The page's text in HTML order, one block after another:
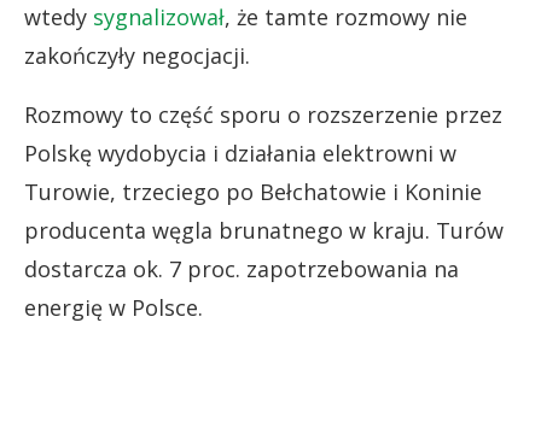
wtedy sygnalizował, że tamte rozmowy nie
zakończyły negocjacji.
Rozmowy to część sporu o rozszerzenie przez
Polskę wydobycia i działania elektrowni w
Turowie, trzeciego po Bełchatowie i Koninie
producenta węgla brunatnego w kraju. Turów
dostarcza ok. 7 proc. zapotrzebowania na
energię w Polsce.